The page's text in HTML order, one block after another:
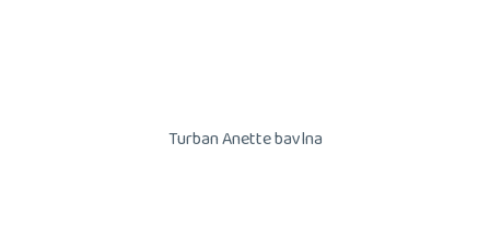
Turban Anette bavlna